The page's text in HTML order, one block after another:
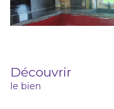
découvrir
le bien